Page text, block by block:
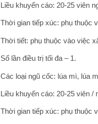
Liều khuyến cáo: 20-25 viên
Thời gian tiếp xúc: phụ thuộc
Thời tiết: phụ thuộc vào việc
Số lần điều trị tối đa – 1.
Các loại ngũ cốc: lúa mì, lúa
Liều khuyến cáo: 20-25 viên /
Thời gian tiếp xúc: phụ thuộc